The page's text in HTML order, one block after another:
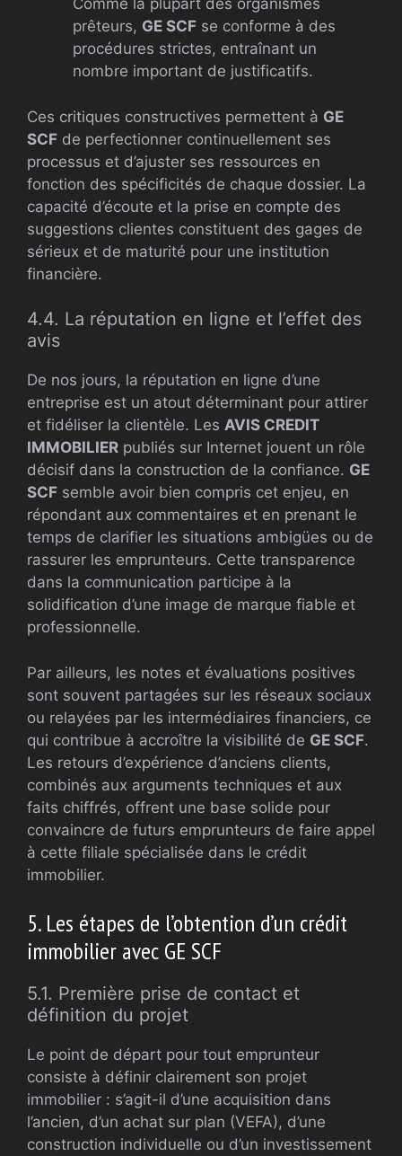
Comme la plupart des organismes
prêteurs, GE SCF se conforme à des
procédures strictes, entraînant un
nombre important de justificatifs.
Ces critiques constructives permettent à GE
SCF de perfectionner continuellement ses
processus et d’ajuster ses ressources en
fonction des spécificités de chaque dossier. La
capacité d’écoute et la prise en compte des
suggestions clientes constituent des gages de
sérieux et de maturité pour une institution
financière.
4.4. La réputation en ligne et l’effet des
avis
De nos jours, la réputation en ligne d’une
entreprise est un atout déterminant pour attirer
et fidéliser la clientèle. Les AVIS CREDIT
IMMOBILIER publiés sur Internet jouent un rôle
décisif dans la construction de la confiance. GE
SCF semble avoir bien compris cet enjeu, en
répondant aux commentaires et en prenant le
temps de clarifier les situations ambigües ou de
rassurer les emprunteurs. Cette transparence
dans la communication participe à la
solidification d’une image de marque fiable et
professionnelle.
Par ailleurs, les notes et évaluations positives
sont souvent partagées sur les réseaux sociaux
ou relayées par les intermédiaires financiers, ce
qui contribue à accroître la visibilité de GE SCF.
Les retours d’expérience d’anciens clients,
combinés aux arguments techniques et aux
faits chiffrés, offrent une base solide pour
convaincre de futurs emprunteurs de faire appel
à cette filiale spécialisée dans le crédit
immobilier.
5. Les étapes de l’obtention d’un crédit
immobilier avec GE SCF
5.1. Première prise de contact et
définition du projet
Le point de départ pour tout emprunteur
consiste à définir clairement son projet
immobilier : s’agit-il d’une acquisition dans
l’ancien, d’un achat sur plan (VEFA), d’une
construction individuelle ou d’un investissement